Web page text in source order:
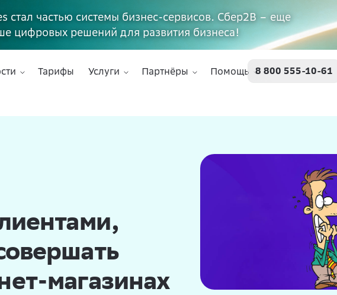
стал частью системы бизнес-сервисов. Сбер2В – еще
цифровых решений для развития бизнеса!
Тарифы Услуги Партнёры Помощь 8 800 555-10-61
магазинах